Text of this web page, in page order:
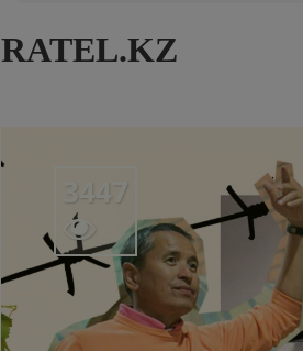
RATEL.KZ
3447
